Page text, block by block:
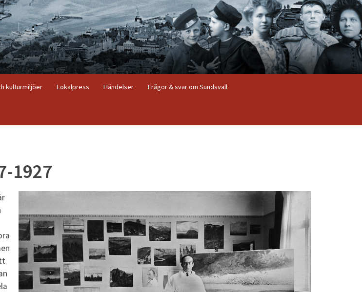
kulturmiljöer Lokalpress Händelser Frågor & svar om Sundsvall
1927